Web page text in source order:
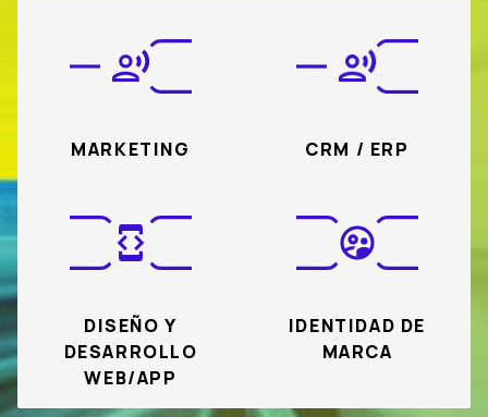
MARKETING CRM / ERP
DISEÑO Y
DESARROLLO
WEB/APP
IDENTIDAD DE
MARCA